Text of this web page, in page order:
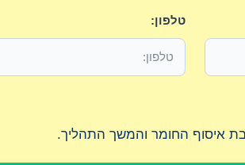
טלפון:
איסוף החומר והמשך התהליך.